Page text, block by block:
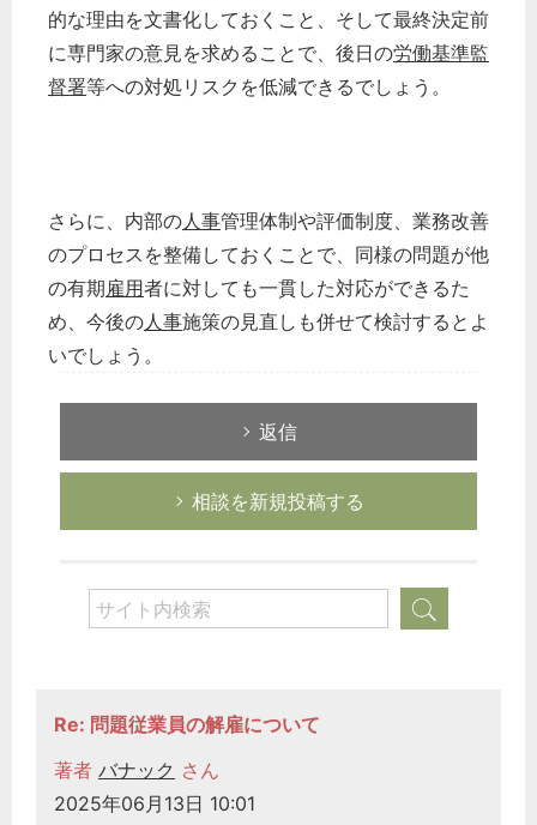
的な理由を文書化しておくこと、そして最終決定前
に専門家の意見を求めることで、後日の労働基準監
督署等への対処リスクを低減できるでしょう。
さらに、内部の人事管理体制や評価制度、業務改善
のプロセスを整備しておくことで、同様の問題が他
の有期雇用者に対しても一貫した対応ができるた
め、今後の人事施策の見直しも併せて検討するとよ
いでしょう。
返信
相談を新規投稿する
Re: 問題従業員の解雇について
著者 バナック さん
2025年06月13日 10:01